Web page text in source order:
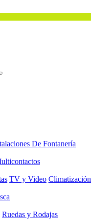
De Fontanería
TV y Video Climatización
Ruedas y Rodajas